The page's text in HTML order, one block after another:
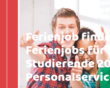
Ferienjob
Ferienjobs für
Studierende